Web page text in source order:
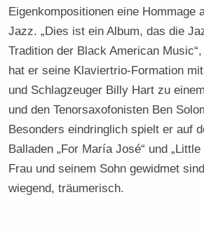
Eigenkompositionen eine Hommage
Jazz. „Dies ist ein Album, das die
Tradition der Black American
hat er seine Klaviertrio-Formation
und Schlagzeuger Billy Hart zu
und den Tenorsaxofonisten Ben
Besonders eindringlich spielt er auf
Balladen „For María José“ und
Frau und seinem Sohn gewidmet
wiegend, träumerisch.